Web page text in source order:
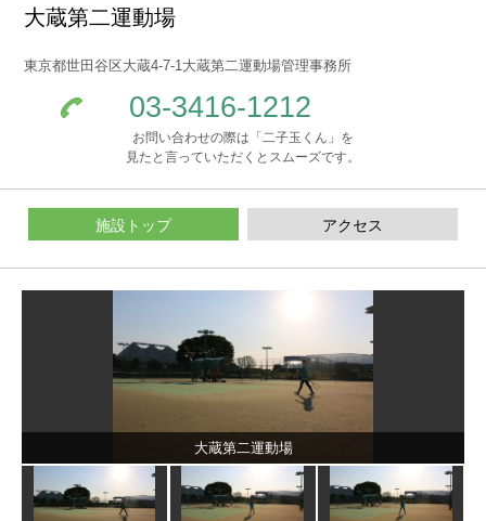
大蔵第二運動場
東京都世田谷区大蔵4-7-1大蔵第二運動場管理事務所
03-3416-1212
お問い合わせの際は「二子玉くん」を
見たと言っていただくとスムーズです。
施設トップ アクセス
大蔵第二運動場